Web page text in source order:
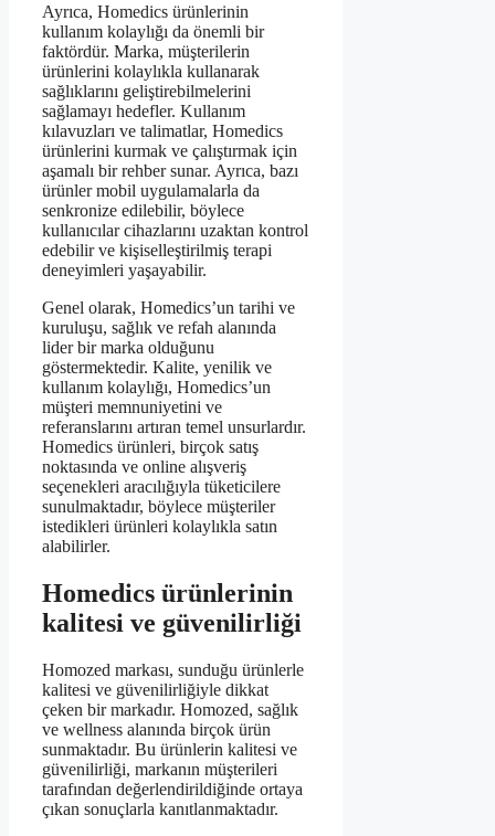
Ayrıca, Homedics ürünlerinin
kullanım kolaylığı da önemli bir
faktördür. Marka, müşterilerin
ürünlerini kolaylıkla kullanarak
sağlıklarını geliştirebilmelerini
sağlamayı hedefler. Kullanım
kılavuzları ve talimatlar, Homedics
ürünlerini kurmak ve çalıştırmak için
aşamalı bir rehber sunar. Ayrıca, bazı
ürünler mobil uygulamalarla da
senkronize edilebilir, böylece
kullanıcılar cihazlarını uzaktan kontrol
edebilir ve kişiselleştirilmiş terapi
deneyimleri yaşayabilir.
Genel olarak, Homedics’un tarihi ve
kuruluşu, sağlık ve refah alanında
lider bir marka olduğunu
göstermektedir. Kalite, yenilik ve
kullanım kolaylığı, Homedics’un
müşteri memnuniyetini ve
referanslarını artıran temel unsurlardır.
Homedics ürünleri, birçok satış
noktasında ve online alışveriş
seçenekleri aracılığıyla tüketicilere
sunulmaktadır, böylece müşteriler
istedikleri ürünleri kolaylıkla satın
alabilirler.
Homedics ürünlerinin
kalitesi ve güvenilirliği
Homozed markası, sunduğu ürünlerle
kalitesi ve güvenilirliğiyle dikkat
çeken bir markadır. Homozed, sağlık
ve wellness alanında birçok ürün
sunmaktadır. Bu ürünlerin kalitesi ve
güvenilirliği, markanın müşterileri
tarafından değerlendirildiğinde ortaya
çıkan sonuçlarla kanıtlanmaktadır.